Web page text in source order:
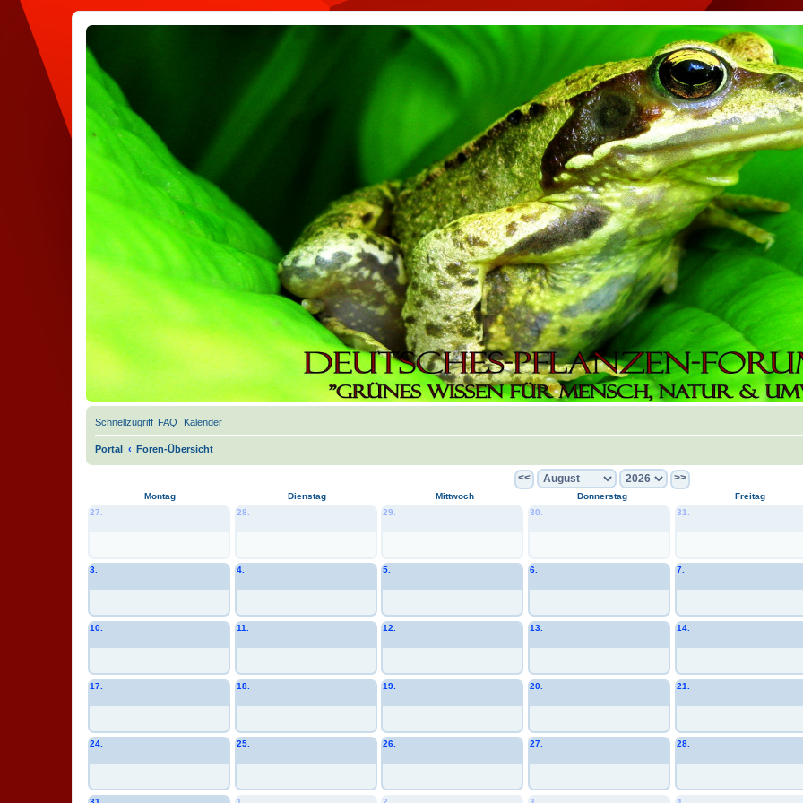
Schnellzugriff FAQ Kalender
Portal Foren-Übersicht
<< >>
Montag Dienstag Mittwoch Donnerstag Freitag
27.
28. 29. 30. 31.
3. 4. 5. 6. 7.
10. 11. 12. 13. 14.
17. 18. 19. 20. 21.
24. 25. 26. 27. 28.